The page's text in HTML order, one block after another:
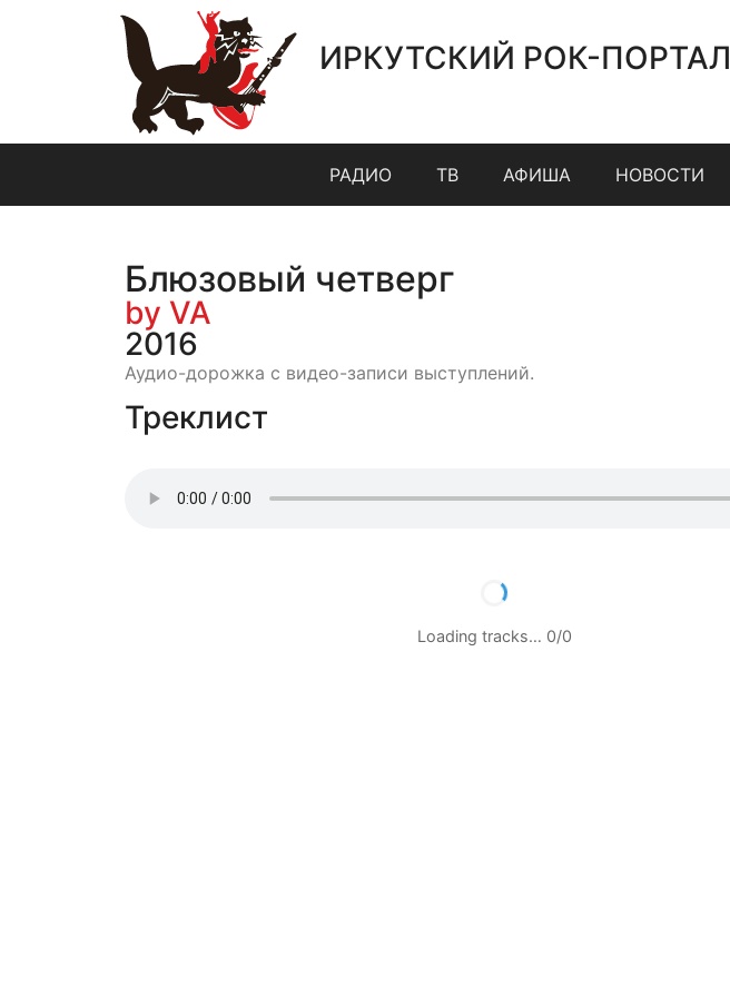
ИРКУТСКИЙ РОК-ПОРТАЛ
РАДИО ТВ АФИША НОВОСТИ
Блюзовый четверг
by VA
2016
Аудио-дорожка с видео-записи выступлений.
Треклист
Loading tracks… 0/0